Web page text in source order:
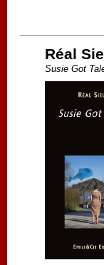
Réal
Susie Got